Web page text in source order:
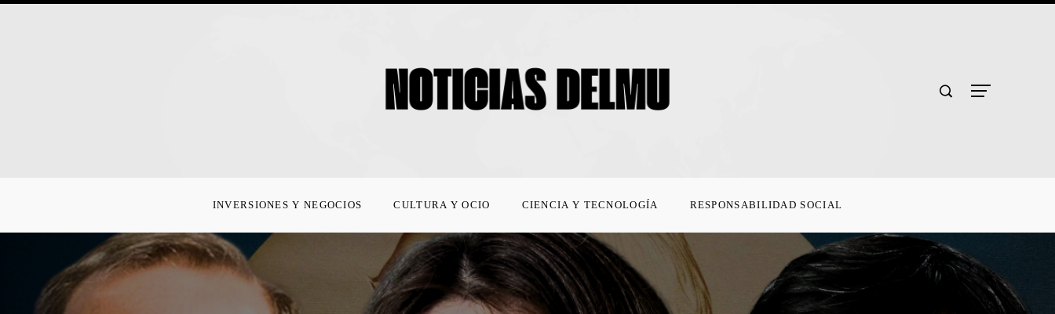
INVERSIONES Y NEGOCIOS CULTURA Y OCIO CIENCIA Y TECNOLOGÍA RESPONSABILIDAD SOCIAL